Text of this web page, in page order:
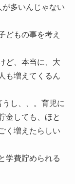
多いんじゃない
どもの事を考え
ど、本当に、大
も増えてくるん
し、、。育児に
金しても、ほと
く増えたらしい
学費貯められる